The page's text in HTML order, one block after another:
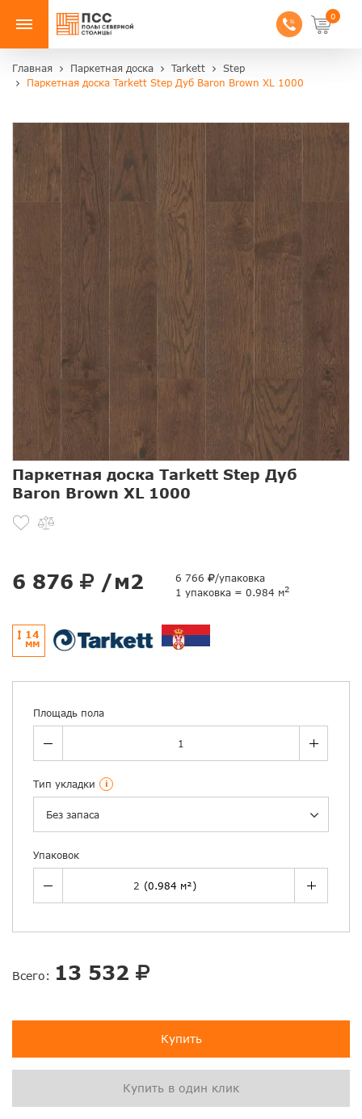
0
Главная Паркетная доска Tarkett
Step
Паркетная доска Tarkett Step Дуб Baron Brown XL 1000
Паркетная доска Tarkett Step Дуб
Baron Brown XL 1000
6 876 /м2 6 766
/упаковка
1 упаковка = 0.984 м2
14
ММ
Площадь пола
Тип укладки i
Без запаса
Упаковок
Всего: 13 532
Купить
Купить в один клик